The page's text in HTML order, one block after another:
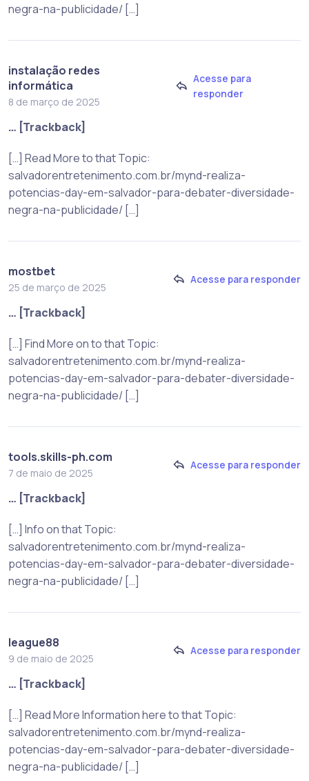
negra-na-publicidade/ […]
instalação redes
informática
8 de março de 2025
Acesse para
responder
… [Trackback]
[…] Read More to that Topic:
salvadorentretenimento.com.br/mynd-realiza-
potencias-day-em-salvador-para-debater-diversidade-
negra-na-publicidade/ […]
mostbet
25 de março de 2025
Acesse para responder
… [Trackback]
[…] Find More on to that Topic:
salvadorentretenimento.com.br/mynd-realiza-
potencias-day-em-salvador-para-debater-diversidade-
negra-na-publicidade/ […]
tools.skills-ph.com
7 de maio de 2025
Acesse para responder
… [Trackback]
[…] Info on that Topic:
salvadorentretenimento.com.br/mynd-realiza-
potencias-day-em-salvador-para-debater-diversidade-
negra-na-publicidade/ […]
league88
9 de maio de 2025
Acesse para responder
… [Trackback]
[…] Read More Information here to that Topic:
salvadorentretenimento.com.br/mynd-realiza-
potencias-day-em-salvador-para-debater-diversidade-
negra-na-publicidade/ […]